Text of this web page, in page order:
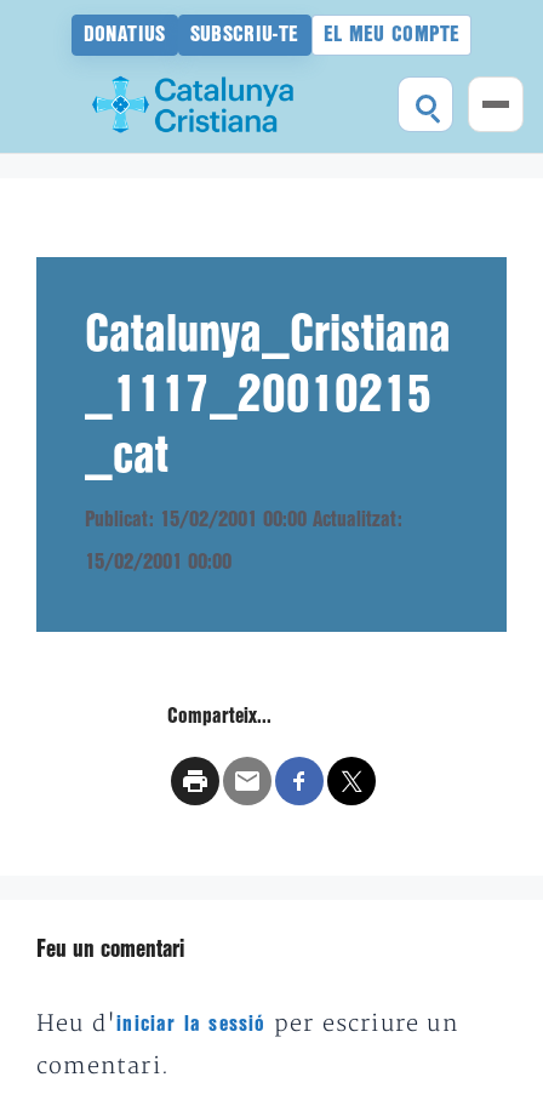
DONATIUS SUBSCRIU-TE EL MEU COMPTE
Catalunya_Cristiana
_1117_20010215
_cat
Publicat: 15/02/2001 00:00 Actualitzat:
15/02/2001 00:00
Comparteix...
Feu un comentari
Heu d'iniciar la sessió
per escriure un
comentari.